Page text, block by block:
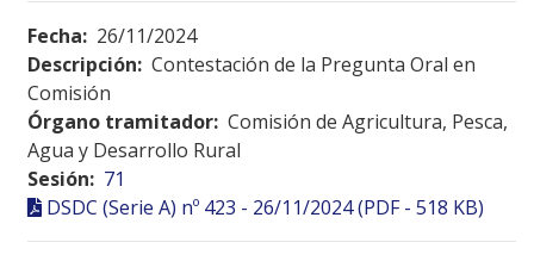
Fecha: 26/11/2024
Descripción: Contestación de la Pregunta Oral en
Comisión
Órgano tramitador: Comisión de Agricultura, Pesca,
Agua y Desarrollo Rural
Sesión: 71
DSDC (Serie A) nº 423 - 26/11/2024 (PDF - 518 KB)